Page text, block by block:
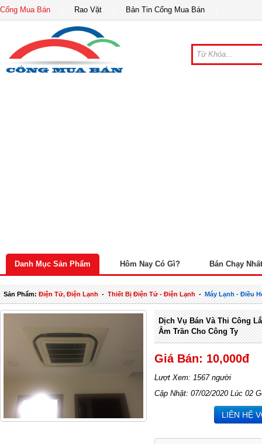
Cổng Mua Bán Rao Vặt Bản Tin Cổng Mua Bán
Danh Mục Sản Phẩm Hôm Nay Có Gì? Bán Chạy Nhất
Sản Phẩm:Điện Tử, Điện Lạnh-Thiết Bị Điện Tử - Điện Lạnh-Máy Lạnh - Điều
Dịch Vụ Bán Và Thi Công
Âm Trần Cho Công Ty
Giá Bán: 10,000đ
Lượt Xem: 1567 người
Cập Nhật: 07/02/2020 Lúc 02
LIÊN HỆ